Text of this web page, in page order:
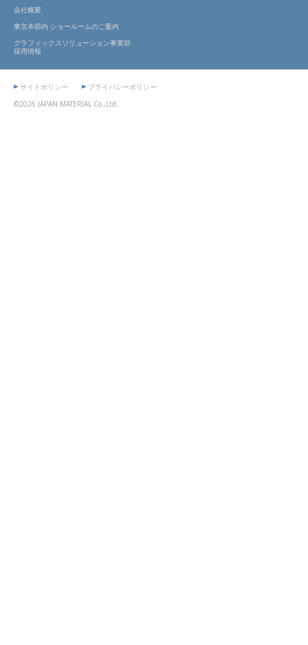
会社概要
東京本部内 ショールームのご案内
グラフィックスソリューション事業部
採用情報
©2026 JAPAN MATERIAL Co.,Ltd.
サイトポリシー プライバシーポリシー